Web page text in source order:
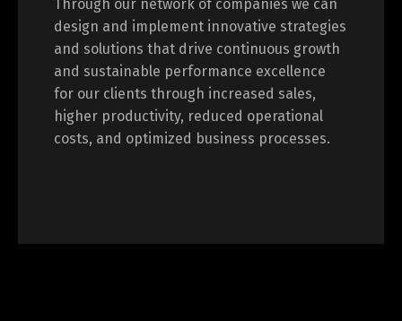
design and implement innovative strategies
and solutions that drive continuous growth
and sustainable performance excellence
for our clients through increased sales,
higher productivity, reduced operational
costs, and optimized business processes.